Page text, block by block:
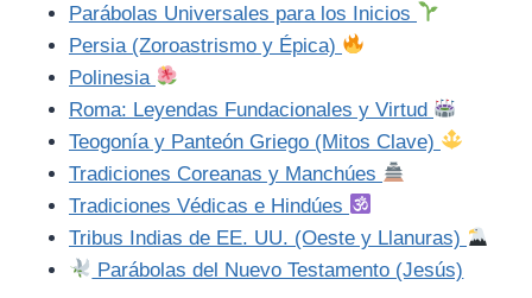
Parábolas Universales para los Inicios
Persia (Zoroastrismo y Épica)
Polinesia
Roma: Leyendas Fundacionales y Virtud
Teogonía y Panteón Griego (Mitos Clave)
Tradiciones Coreanas y Manchúes
Tradiciones Védicas e Hindúes
Tribus Indias de EE. UU. (Oeste y Llanuras)
Parábolas del Nuevo Testamento (Jesús)